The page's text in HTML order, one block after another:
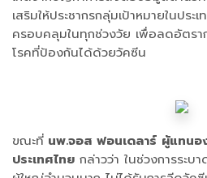
เสริมให้ประชากรกลุ่มเป้าหมายในปร
ครอบคลุมในทุกช่วงวัย เพื่อลดอัตรา
โรคที่ป้องกันได้ด้วยวัคซีน
ขณะที่ นพ.จอส ฟอนเดลาร์ ผู้แทนอ
ประเทศไทย กล่าวว่า ในช่วงการระบ